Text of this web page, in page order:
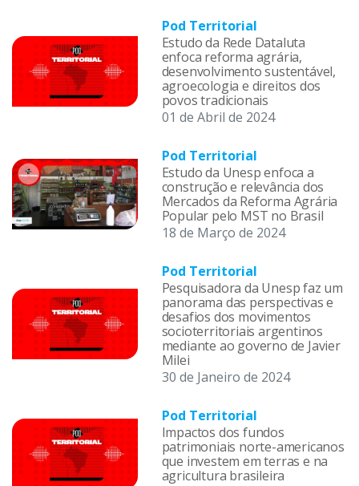
Pod Territorial
Estudo da Rede Dataluta
enfoca reforma agrária,
desenvolvimento sustentável,
agroecologia e direitos dos
povos tradicionais
01 de Abril de 2024
Pod Territorial
Estudo da Unesp enfoca a
construção e relevância dos
Mercados da Reforma Agrária
Popular pelo MST no Brasil
18 de Março de 2024
Pod Territorial
Pesquisadora da Unesp faz um
panorama das perspectivas e
desafios dos movimentos
socioterritoriais argentinos
mediante ao governo de Javier
Milei
30 de Janeiro de 2024
Pod Territorial
Impactos dos fundos
patrimoniais norte-americanos
que investem em terras e na
agricultura brasileira